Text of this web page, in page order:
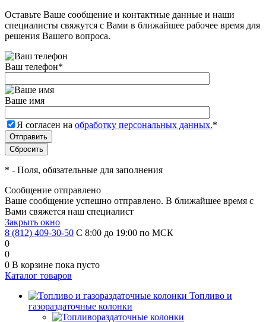
Оставьте Ваше сообщение и контактные данные и наши
специалисты свяжутся с Вами в ближайшее рабочее время для
решения Вашего вопроса.
Ваш телефон*
Ваше имя
Я согласен на обработку персональных данных.*
* - Поля, обязательные для заполнения
Сообщение отправлено
Ваше сообщение успешно отправлено. В ближайшее время с
Вами свяжется наш специалист
Закрыть окно
8 (812) 409-30-50 С 8:00 до 19:00 по МСК
0
0
0 В корзине пока пусто
Каталог товаров
Топливо и
газораздаточные колонки